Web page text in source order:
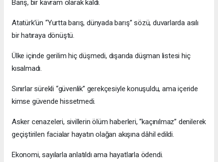
Barış, bir kavram olarak kaldı.
Atatürk’ün “Yurtta barış, dünyada barış” sözü, duvarlarda asılı
bir hatıraya dönüştü.
Ülke içinde gerilim hiç düşmedi, dışarıda düşman listesi hiç
kısalmadı.
Sınırlar sürekli “güvenlik” gerekçesiyle konuşuldu, ama içeride
kimse güvende hissetmedi.
Asker cenazeleri, sivillerin ölüm haberleri, “kaçınılmaz” denilerek
geçiştirilen facialar hayatın olağan akışına dâhil edildi.
Ekonomi, sayılarla anlatıldı ama hayatlarla ödendi.